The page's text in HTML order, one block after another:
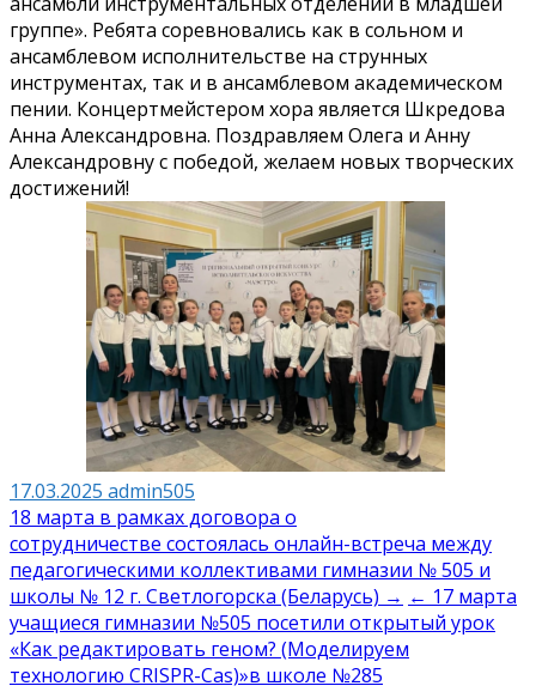
группе». Ребята соревновались как в сольном и
ансамблевом исполнительстве на струнных
инструментах, так и в ансамблевом академическом
пении. Концертмейстером хора является Шкредова
Анна Александровна. Поздравляем Олега и Анну
Александровну с победой, желаем новых творческих
достижений!
17.03.2025 admin505
Навигация
по
записям
18 марта в рамках договора о
сотрудничестве состоялась онлайн-встреча между
педагогическими коллективами гимназии № 505 и
школы № 12 г. Светлогорска (Беларусь) → ← 17 марта
учащиеся гимназии №505 посетили открытый урок
«Как редактировать геном? (Моделируем
технологию CRISPR-Cas)»в школе №285